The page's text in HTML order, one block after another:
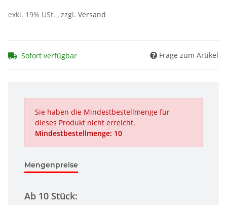
exkl. 19% USt. , zzgl. Versand
Sofort verfügbar Frage zum Artikel
Sie haben die Mindestbestellmenge für
dieses Produkt nicht erreicht.
Mindestbestellmenge: 10
Mengenpreise
Ab 10 Stück: